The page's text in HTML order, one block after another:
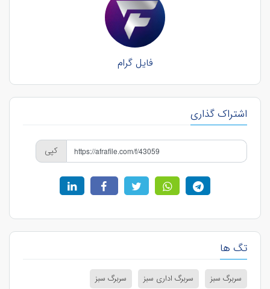
فایل گرام
اشتراک گذاری
کپی
تگ ها
سربرگ سبز سربرگ اداری سبز
سربرگ سبز